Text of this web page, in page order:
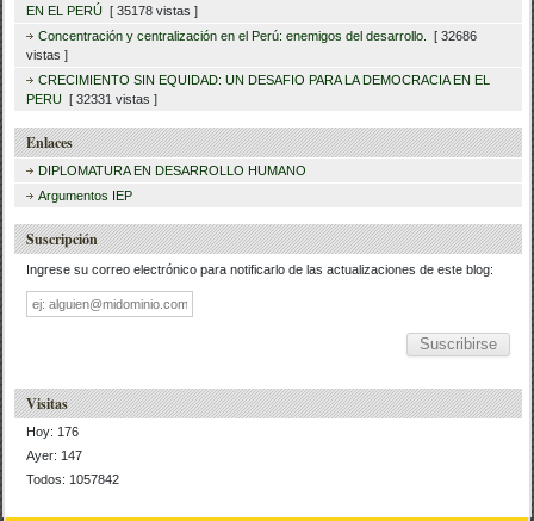
EN EL PERÚ [ 35178 vistas ]
Concentración y centralización en el Perú: enemigos del desarrollo.
[ 32686
vistas ]
CRECIMIENTO SIN EQUIDAD: UN DESAFIO PARA LA DEMOCRACIA EN EL
PERU [ 32331 vistas ]
Enlaces
DIPLOMATURA EN DESARROLLO HUMANO
Argumentos IEP
Suscripción
Ingrese su correo electrónico para notificarlo de las actualizaciones de este blog:
Dirección
de
correo
Visitas
Hoy: 176
Ayer: 147
Todos: 1057842